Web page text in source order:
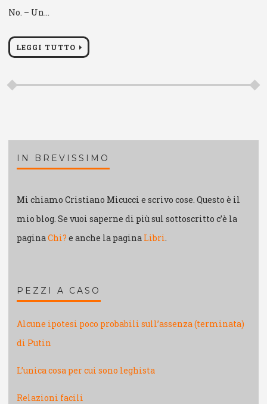
No. – Un…
LEGGI TUTTO
IN BREVISSIMO
Mi chiamo Cristiano Micucci e scrivo cose. Questo è il
mio blog. Se vuoi saperne di più sul sottoscritto c’è la
paginaChi? e anche la pagina Libri.
PEZZI A CASO
Alcune ipotesi poco probabili sull’assenza (terminata)
di Putin
L’unica cosa per cui sono leghista
Relazioni facili